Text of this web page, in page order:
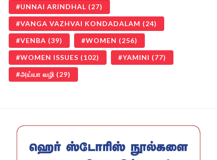
UNNAI ARINDHAL (27)
VANGA VAZHVAI KONDADALAM (24)
VENBA (39) WOMEN (256)
WOMEN ISSUES (102) YAMINI (77)
அய்யா வழி (29)